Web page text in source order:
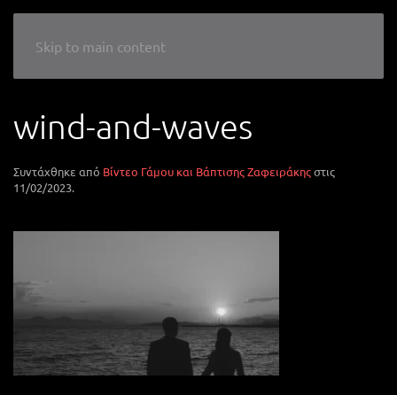
Skip to main content
LIKE A WEDDING
wind-and-waves
Συντάχθηκε από Βίντεο Γάμου και Βάπτισης Ζαφειράκηςστις
11/02/2023.